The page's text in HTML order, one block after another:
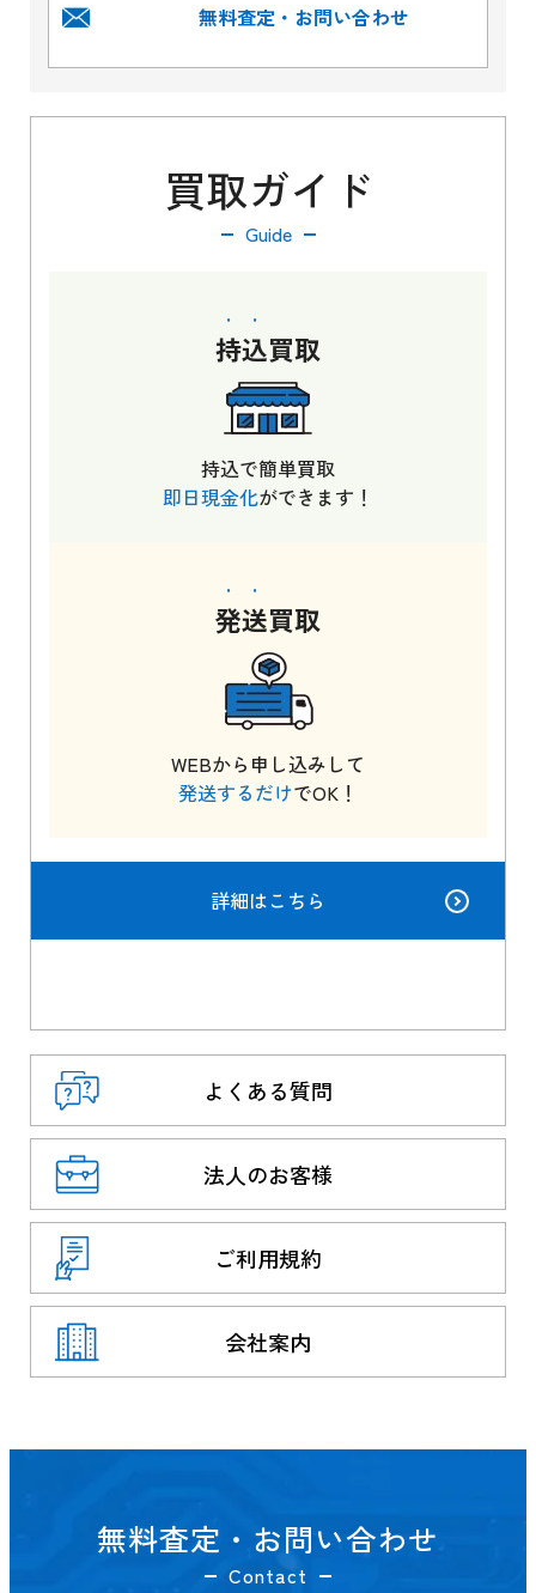
無料査定・お問い合わせ
買取ガイド
Guide
持込買取
持込で簡単買取
即日現金化ができます！
発送買取
WEBから申し込みして
発送するだけでOK！
詳細はこちら
よくある質問
法人のお客様
ご利用規約
会社案内
無料査定・お問い合わせ
Contact